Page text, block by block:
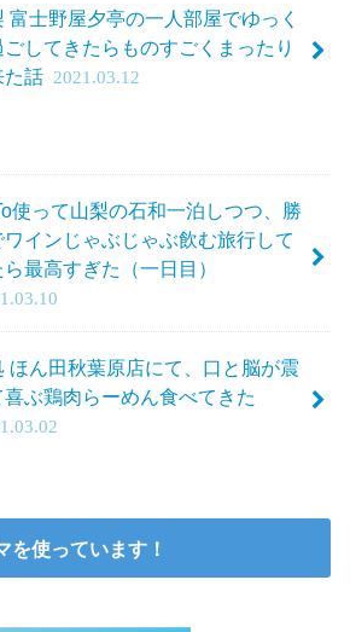
富士野屋夕亭の一人部屋でゆっく
ごしてきたらものすごくまったり
た話 2021.03.12
使って山梨の石和一泊しつつ、勝
ワインじゃぶじゃぶ飲む旅行して
ら最高すぎた（一日目）
ほん田秋葉原店にて、口と脳が震
喜ぶ鶏肉らーめん食べてきた
を使っています！